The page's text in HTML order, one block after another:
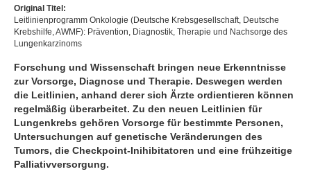
Original Titel:
Leitlinienprogramm Onkologie (Deutsche Krebsgesellschaft, Deutsche
Krebshilfe, AWMF): Prävention, Diagnostik, Therapie und Nachsorge des
Lungenkarzinoms
Forschung und Wissenschaft bringen neue Erkenntnisse
zur Vorsorge, Diagnose und Therapie. Deswegen werden
die Leitlinien, anhand derer sich Ärzte ordientieren können
regelmäßig überarbeitet. Zu den neuen Leitlinien für
Lungenkrebs gehören Vorsorge für bestimmte Personen,
Untersuchungen auf genetische Veränderungen des
Tumors, die Checkpoint-Inihibitatoren und eine frühzeitige
Palliativversorgung.